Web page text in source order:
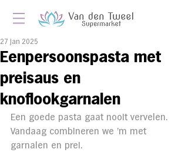
Eenpersoonspasta met
preisaus en
knoflookgarnalen
27 jan 2025
Een goede pasta gaat nooit vervelen.
Vandaag combineren we 'm met
garnalen en prei.